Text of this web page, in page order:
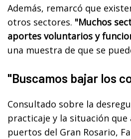
Además, remarcó que
otros sectores. "Muchos
aportes voluntarios y
una muestra de que se
"Buscamos bajar los
Consultado sobre la
practicaje y la situación que
puertos del Gran Rosario,